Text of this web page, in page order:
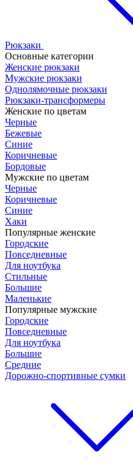
Рюкзаки
Основные категории
Женские рюкзаки
Мужские рюкзаки
Однолямочные рюкзаки
Рюкзаки-трансформеры
Женские по цветам
Черные
Бежевые
Синие
Коричневые
Бордовые
Мужские по цветам
Черные
Коричневые
Синие
Хаки
Популярные женские
Городские
Повседневные
Для ноутбука
Стильные
Большие
Маленькие
Популярные мужские
Городские
Повседневные
Для ноутбука
Большие
Средние
Дорожно-спортивные сумки